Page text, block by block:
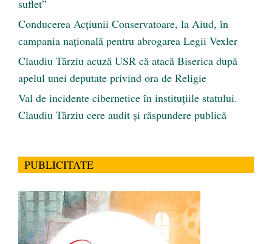
suflet”
Conducerea Acțiunii Conservatoare, la Aiud, în
campania națională pentru abrogarea Legii Vexler
Claudiu Târziu acuză USR că atacă Biserica după
apelul unei deputate privind ora de Religie
Val de incidente cibernetice în instituțiile statului.
Claudiu Târziu cere audit și răspundere publică
PUBLICITATE